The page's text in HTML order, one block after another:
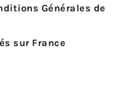
Générales de
sur France